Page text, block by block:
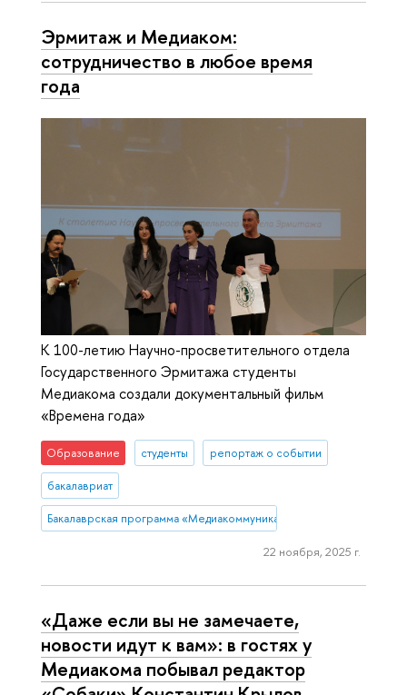
Эрмитаж и Медиаком:
сотрудничество в любое время
года
К 100-летию Научно-просветительного отдела
Государственного Эрмитажа студенты
Медиакома создали документальный фильм
«Времена года»
Образование студенты репортаж о событии
бакалавриат
Бакалаврская программа «Медиакоммуникации»
22 ноября, 2025 г.
«Даже если вы не замечаете,
новости идут к вам»: в гостях у
Медиакома побывал редактор